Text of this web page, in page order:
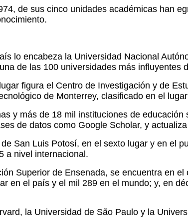
de sus cinco unidades académicas han
lo encabeza la Universidad Nacional
de las 100 universidades más influyentes
figura el Centro de Investigación y de
de Monterrey, clasificado en el
y más de 18 mil instituciones de
de datos como Google Scholar, y
San Luis Potosí, en el sexto lugar y en el
a nivel internacional.
Superior de Ensenada, se encuentra en
en el país y el mil 289 en el mundo; y, en
la Universidad de São Paulo y la